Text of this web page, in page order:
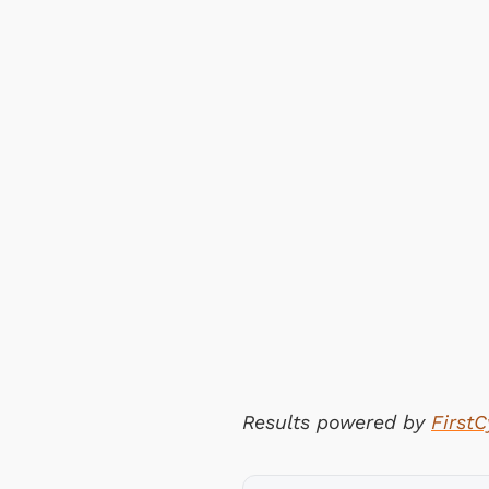
Results powered by